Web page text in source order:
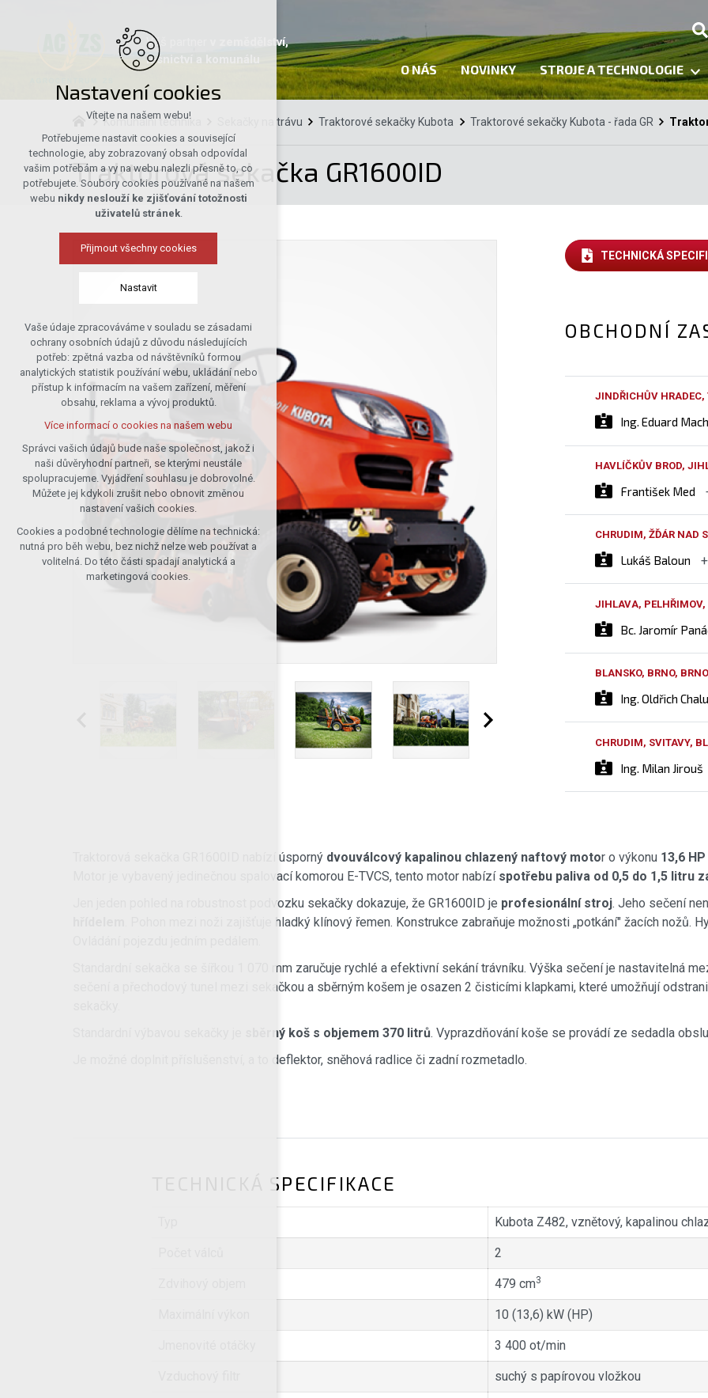
Váš partner
v zemědělství,
lesnictví a komunálu
O NÁS NOVINKY STROJE A TECHNOLOGIE
Komunální technika Sekačky na trávu Traktorové sekačky Kubota Traktorové sekačky Kubota - řada GR
Traktorová sekačka GR1600ID
TECHNICKÁ
OBCHODNÍ
Ing. Eduard Mach
JINDŘICHŮV
František Med
HAVLÍČKŮV BROD,
Lukáš Baloun
CHRUDIM, ŽĎÁR NAD
Bc. Jaromír
JIHLAVA,
Ing. Oldřich
BLANSKO, BRNO,
Ing. Milan Jirouš
CHRUDIM, SVITAVY,
Traktorová sekačka GR1600ID nabízí úsporný dvouválcový kapalinou chlazený naftový motor o výkonu 13,6 HP
Motor je vybavený jedinečnou spalovací komorou E-TVCS, tento motor nabízí spotřebu paliva od 0,5 do 1,5 litru
Jen jeden pohled na robustnost podvozku sekačky dokazuje, že GR1600ID je profesionální stroj. Jeho sečení
. Pohon mezi noži zajišťuje hladký klínový řemen. Konstrukce zabraňuje možnosti „potkání" žacích nožů.
Standardní sekačka se šířkou 1 070 mm zaručuje rychlé a efektivní sekání trávníku. Výška sečení je nastavitelná
sečení a přechodový tunel mezi sekačkou a sběrným košem je osazen 2 čisticími klapkami, které umožňují
sběrný koš s objemem 370 litrů. Vyprazdňování koše se provádí ze sedadla
Je možné doplnit příslušenství, a to deflektor, sněhová radlice či zadní rozmetadlo.
TECHNICKÁ SPECIFIKACE
Kubota Z482, vznětový, kapalinou
2
479 cm3
10 (13,6) kW (HP)
3 400 ot/min
suchý s papírovou vložkou
Nastavení cookies
Vítejte na našem webu!
Potřebujeme nastavit cookies a související
technologie, aby zobrazovaný obsah odpovídal
vašim potřebám a vy na webu nalezli přesně to, co
potřebujete. Soubory cookies používané na našem
webu nikdy neslouží ke zjišťování totožnosti
uživatelů stránek.
Přijmout všechny cookies
Nastavit
Technická cookies
nutná pro provozování webu
udržení kontextu stránek (session):
případná přihlášení, volby jazyka, apod.
Volitelná cookies
analytická pro anonymizované
vyhodnocení návštěvnosti
marketingová cookies (Google)
Více informací o cookies na našem webu
Přijmout všechny cookies
Odmítnout vše
Vaše údaje zpracováváme v souladu se zásadami
ochrany osobních údajů z důvodu následujících
potřeb: zpětná vazba od návštěvníků formou
analytických statistik používání webu, ukládání nebo
přístup k informacím na vašem zařízení, měření
obsahu, reklama a vývoj produktů.
Více informací o cookies na našem webu
Správci vašich údajů bude naše společnost, jakož i
naši důvěryhodní partneři, se kterými neustále
spolupracujeme. Vyjádření souhlasu je dobrovolné.
Můžete jej kdykoli zrušit nebo obnovit změnou
nastavení vašich cookies.
Cookies a podobné technologie dělíme na technická:
nutná pro běh webu, bez nichž nelze web používat a
volitelná. Do této části spadají analytická a
marketingová cookies.